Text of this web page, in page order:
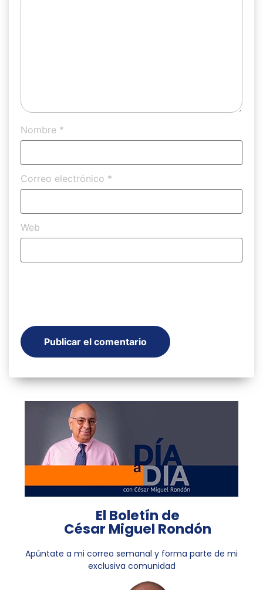
Nombre *
Correo electrónico *
Web
El Boletín de
César Miguel Rondón
Apúntate a mi correo semanal y forma parte de mi
exclusiva comunidad